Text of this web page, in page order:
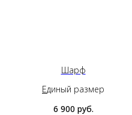
Шарф
Единый размер
6 900 руб.